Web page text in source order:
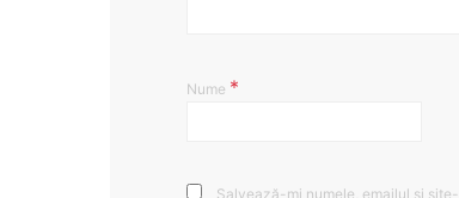
Nume *
Salvează-mi numele, emailul și